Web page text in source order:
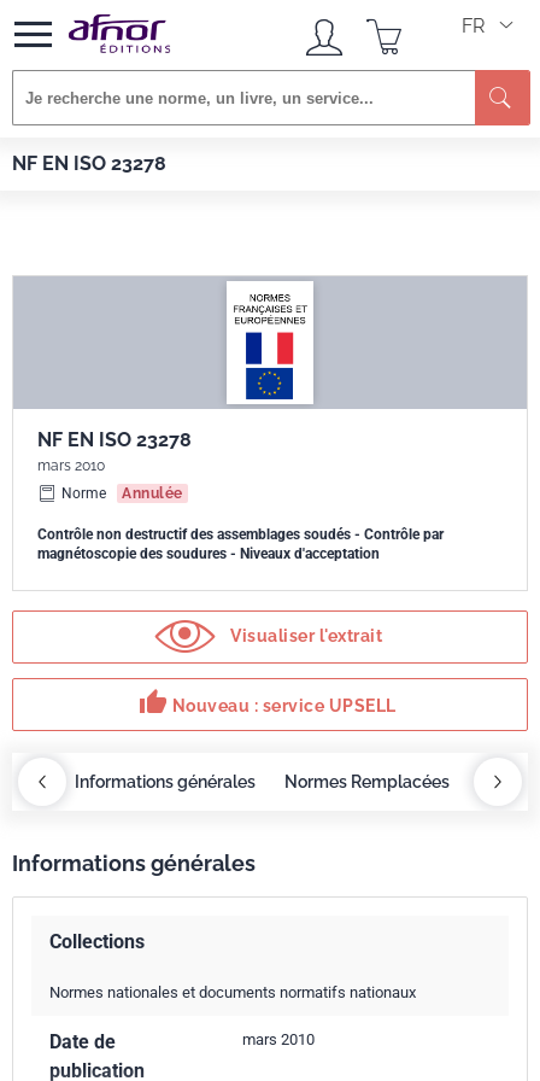
FR
NF EN ISO 23278
Afnor EDITIONS Normes
NF EN ISO 23278
mars 2010
Norme
Annulée
Contrôle non destructif des assemblages soudés - Contrôle par
magnétoscopie des soudures - Niveaux d'acceptation
Visualiser l'extrait
thumb_up Nouveau : service UPSELL
Informations générales Normes Remplacées
Informations générales
Collections
Normes nationales et documents normatifs nationaux
Date de
publication
mars 2010